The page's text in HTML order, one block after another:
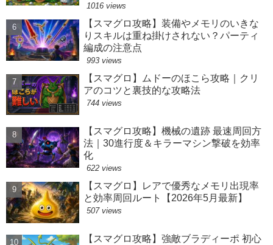
1016 views
【スマグロ攻略】装備やメモリのいきな
りスキルは重ね掛けされない？パーティ
編成の注意点
993 views
【スマグロ】ムドーのほこら攻略｜クリ
アのコツと裏技的な攻略法
744 views
【スマグロ攻略】機械の遺跡 最速周回方
法｜30進行度＆キラーマシン撃破を効率
化
622 views
【スマグロ】レアで優秀なメモリ出現率
と効率周回ルート【2026年5月最新】
507 views
【スマグロ攻略】強敵ブラディーポ 初心